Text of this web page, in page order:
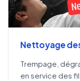
Nettoyage
Trempage,
en service des